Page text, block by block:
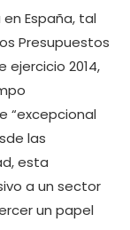
España, tal
Presupuestos
ejercicio 2014,
“excepcional
las
esta
a un sector
un papel